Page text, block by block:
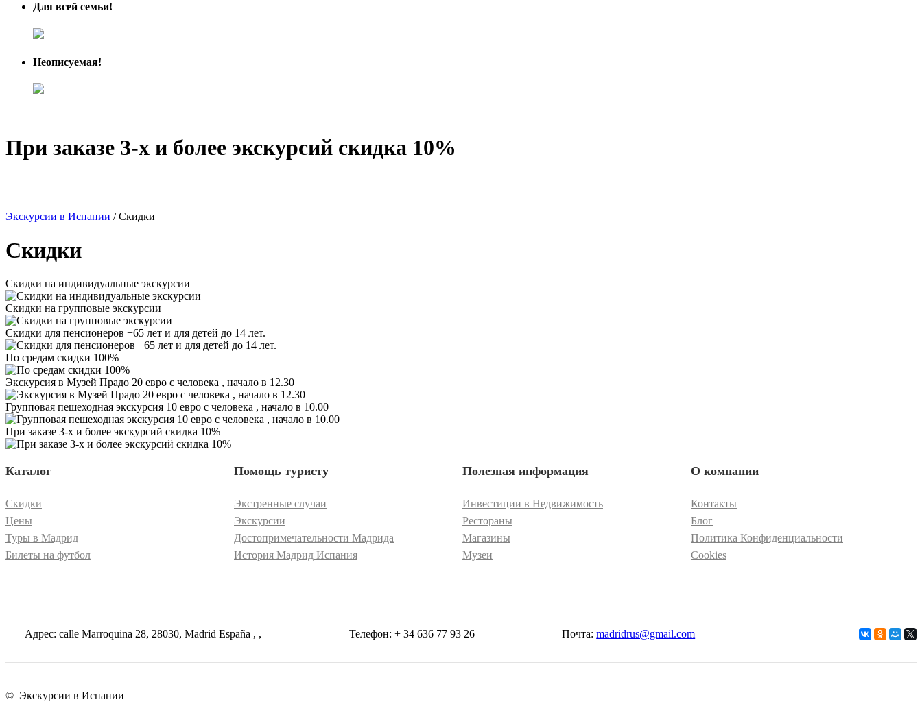
Для всей семьи!
Неописуемая!
При заказе 3-х и более экскурсий скидка 10%
Экскурсии в Испании / Скидки
Скидки
Скидки на индивидуальные экскурсии
Скидки на групповые экскурсии
Скидки для пенсионеров +65 лет и для детей до 14 лет.
По средам скидки 100%
Экскурсия в Музей Прадо 20 евро с человека , начало в 12.30
Групповая пешеходная экскурсия 10 евро с человека , начало в 10.00
При заказе 3-х и более экскурсий скидка 10%
Каталог
Скидки
Цены
Туры в Мадрид
Билеты на футбол
Помощь туристу
Экстренные случаи
Экскурсии
Достопримечательности Мадрида
История Мадрид Испания
Полезная информация
Инвестиции в Недвижимость
Рестораны
Магазины
Музеи
О компании
Контакты
Блог
Политика Конфиденциальности
Cookies
Адрес: calle Marroquina 28, 28030, Madrid España , , Телефон: + 34 636 77 93 26 Почта:madridrus@gmail.com
© Экскурсии в Испании